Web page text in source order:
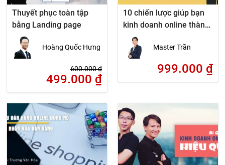
Thuyết phục toàn tập
bằng Landing page
Hoàng Quốc Hưng
600.000₫
499.000 ₫
10 chiến lược giúp bạn
kinh doanh online thành
công
Master Trần
999.000 ₫